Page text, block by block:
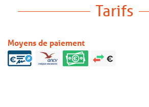
Tarifs
Moyens de paiement